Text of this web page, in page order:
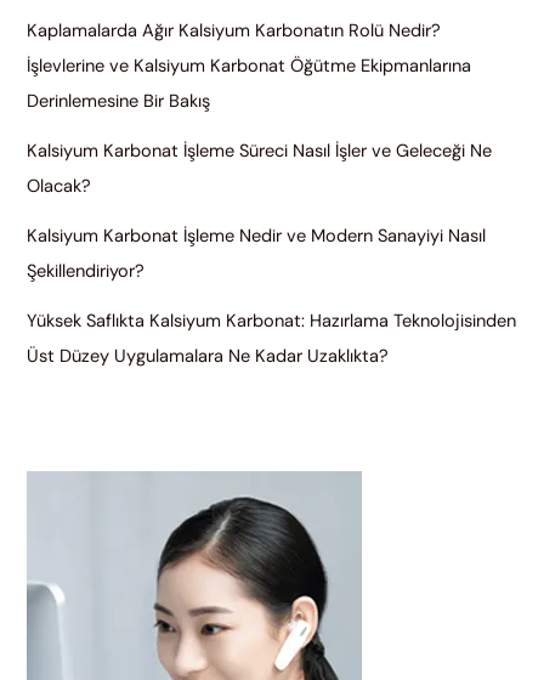
Kaplamalarda Ağır Kalsiyum Karbonatın Rolü Nedir?
İşlevlerine ve Kalsiyum Karbonat Öğütme Ekipmanlarına
Derinlemesine Bir Bakış
Kalsiyum Karbonat İşleme Süreci Nasıl İşler ve Geleceği Ne
Olacak?
Kalsiyum Karbonat İşleme Nedir ve Modern Sanayiyi Nasıl
Şekillendiriyor?
Yüksek Saflıkta Kalsiyum Karbonat: Hazırlama Teknolojisinden
Üst Düzey Uygulamalara Ne Kadar Uzaklıkta?